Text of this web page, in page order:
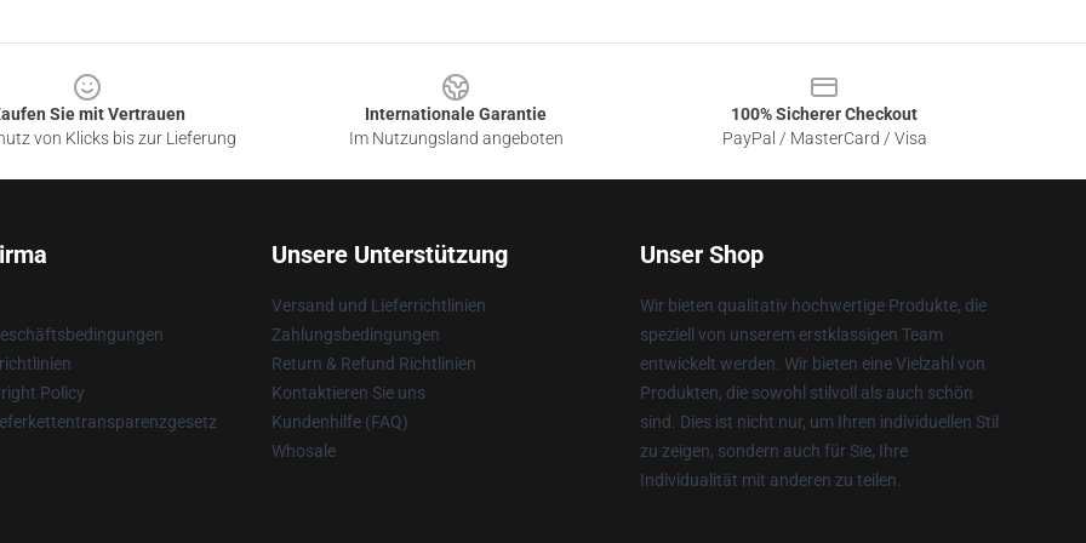
Sie mit Vertrauen
von Klicks bis zur Lieferung
Internationale Garantie
Im Nutzungsland angeboten
100% Sicherer Checkout
PayPal / MasterCard / Visa
Policy
Unsere Unterstützung
Versand und Lieferrichtlinien
Zahlungsbedingungen
Return & Refund Richtlinien
Kontaktieren Sie uns
Kundenhilfe (FAQ)
Whosale
Unser Shop
Wir bieten qualitativ hochwertige Produkte, die
speziell von unserem erstklassigen Team
entwickelt werden. Wir bieten eine Vielzahl von
Produkten, die sowohl stilvoll als auch schön
sind. Dies ist nicht nur, um Ihren individuellen Stil
zu zeigen, sondern auch für Sie, Ihre
Individualität mit anderen zu teilen.